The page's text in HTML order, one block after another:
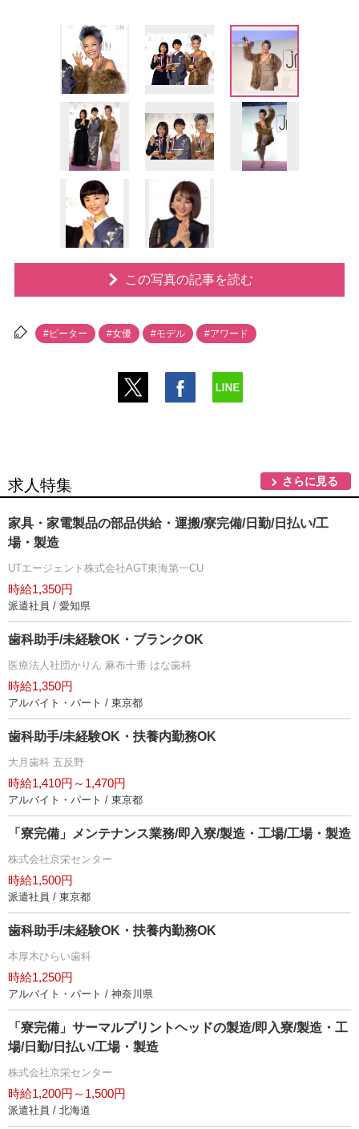
この写真の記事を読む
#ピーター #女優 #モデル #アワード
求人特集 さらに見る
家具・家電製品の部品供給・運搬/寮完備/日勤/日払い/工
場・製造
UTエージェント株式会社AGT東海第一CU
時給1,350円
派遣社員 / 愛知県
歯科助手/未経験OK・ブランクOK
医療法人社団かりん 麻布十番 はな歯科
時給1,350円
アルバイト・パート / 東京都
歯科助手/未経験OK・扶養内勤務OK
大月歯科 五反野
時給1,410円～1,470円
アルバイト・パート / 東京都
「寮完備」メンテナンス業務/即入寮/製造・工場/工場・製造
株式会社京栄センター
時給1,500円
派遣社員 / 東京都
歯科助手/未経験OK・扶養内勤務OK
本厚木ひらい歯科
時給1,250円
アルバイト・パート / 神奈川県
「寮完備」サーマルプリントヘッドの製造/即入寮/製造・工
場/日勤/日払い/工場・製造
株式会社京栄センター
時給1,200円～1,500円
派遣社員 / 北海道